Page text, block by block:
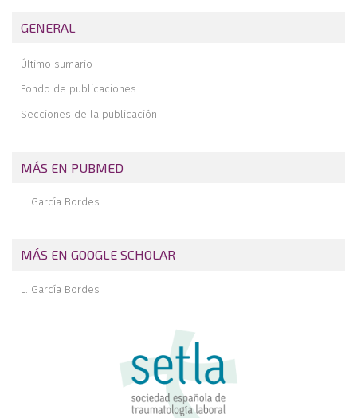
los juzgados de lo social en la ciudad de Cartagena contra una
mutua de accidente laboral en los años 2012, 2013 y 2014
Incapacidad laboral en el paciente con una amputación de un
GENERAL
Último sumario
Fondo de publicaciones
Secciones de la publicación
MÁS EN PUBMED
L. García Bordes
MÁS EN GOOGLE SCHOLAR
L. García Bordes